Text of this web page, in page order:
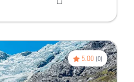
5.00 (0)